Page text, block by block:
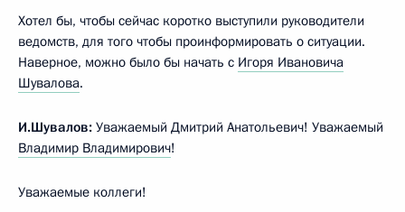
Хотел бы, чтобы сейчас коротко выступили руководители
ведомств, для того чтобы проинформировать о ситуации.
Наверное, можно было бы начать с Игоря Ивановича
Шувалова.
И.Шувалов: Уважаемый Дмитрий Анатольевич! Уважаемый
Владимир Владимирович!
Уважаемые коллеги!